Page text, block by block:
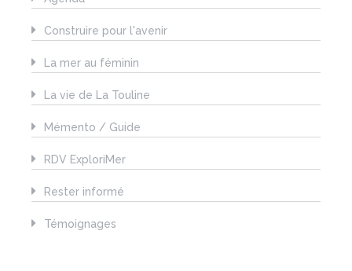
Construire pour l'avenir
La mer au féminin
La vie de La Touline
Mémento / Guide
RDV ExploriMer
Rester informé
Témoignages